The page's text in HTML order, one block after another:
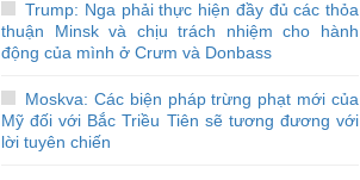
Trump: Nga phải thực hiện đầy đủ các thỏa
thuận Minsk và chịu trách nhiệm cho hành
động của mình ở Crưm và Donbass
Moskva: Các biện pháp trừng phạt mới của
Mỹ đối với Bắc Triều Tiên sẽ tương đương với
lời tuyên chiến